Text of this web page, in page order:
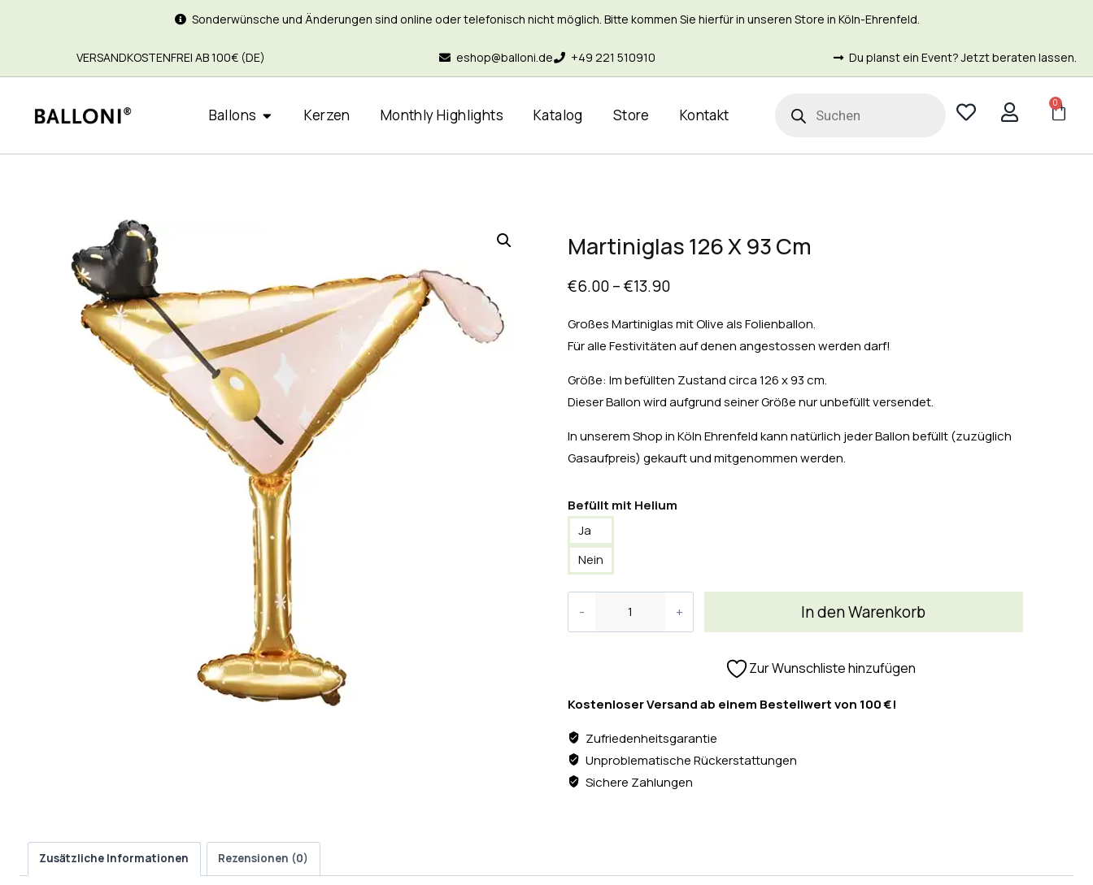
Sonderwünsche und Änderungen sind online oder telefonisch nicht möglich. Bitte kommen Sie hierfür in unseren Store in Köln-Ehrenfeld.
VERSANDKOSTENFREI AB 100€ (DE) eshop@balloni.de +49 221 510910 Du planst ein Event? Jetzt beraten lassen.
Ballons Kerzen Monthly Highlights Katalog Store Kontakt
0
Martiniglas 126 X 93 Cm
€6.00–€13.90
Großes Martiniglas mit Olive als Folienballon.
Für alle Festivitäten auf denen angestossen werden darf!
Größe: Im befüllten Zustand circa 126 x 93 cm.
Dieser Ballon wird aufgrund seiner Größe nur unbefüllt versendet.
In unserem Shop in Köln Ehrenfeld kann natürlich jeder Ballon befüllt (zuzüglich
Gasaufpreis) gekauft und mitgenommen werden.
Befüllt mit Helium
Ja
Nein
In den Warenkorb
Zur Wunschliste hinzufügen
Kostenloser Versand ab einem Bestellwert von 100 €!
Zufriedenheitsgarantie
Unproblematische Rückerstattungen
Sichere Zahlungen
Zusätzliche Informationen Rezensionen (0)